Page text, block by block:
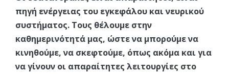
πηγή ενέργειας του εγκεφάλου και νευρικού
συστήματος. Τους θέλουμε στην
καθημερινότητά μας, ώστε να μπορούμε να
κινηθούμε, να σκεφτούμε, όπως ακόμα και για
να γίνουν οι απαραίτητες λειτουργίες στο